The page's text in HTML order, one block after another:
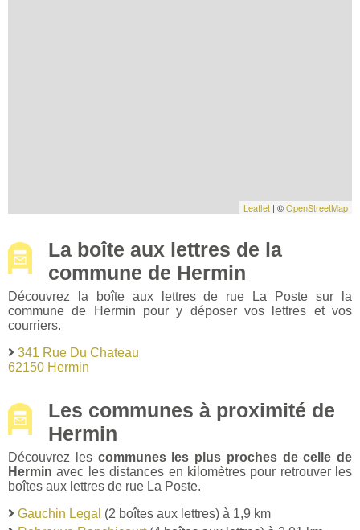
Leaflet | ©OpenStreetMap
La boîte aux lettres de la
commune de Hermin
Découvrez la boîte aux lettres de rue La Poste sur la
commune de Hermin pour y déposer vos lettres et vos
courriers.
341 Rue Du Chateau
62150 Hermin
Les communes à proximité de
Hermin
Découvrez les communes les plus proches de celle de
Hermin avec les distances en kilomètres pour retrouver les
boîtes aux lettres de rue La Poste.
Gauchin Legal (2 boîtes aux lettres) à 1,9 km